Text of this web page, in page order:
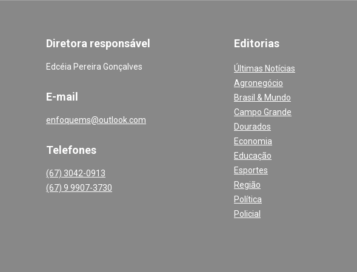
Diretora responsável
Edcéia Pereira Gonçalves
E-mail
enfoquems@outlook.com
Telefones
(67) 3042-0913
(67) 9 9907-3730
Editorias
Últimas Notícias
Agronegócio
Brasil & Mundo
Campo Grande
Dourados
Economia
Educação
Esportes
Região
Política
Policial